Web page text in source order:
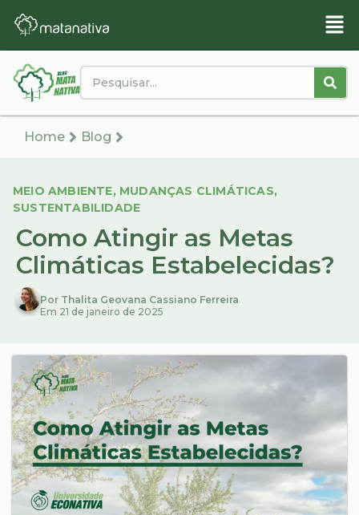
Home Blog
MEIO AMBIENTE, MUDANÇAS CLIMÁTICAS,
SUSTENTABILIDADE
Como Atingir as Metas
Climáticas Estabelecidas?
Por Thalita Geovana Cassiano Ferreira
Em 21 de janeiro de 2025